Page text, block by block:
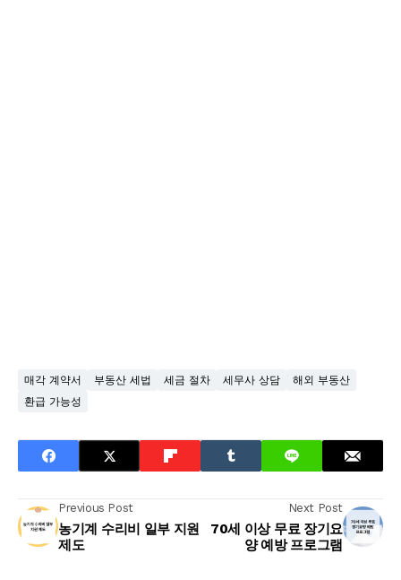
매각 계약서 부동산 세법 세금 절차 세무사 상담
해외 부동산
환급 가능성
Previous Post
농기계 수리비 일부 지원
제도
Next Post
70세 이상 무료 장기요
양 예방 프로그램